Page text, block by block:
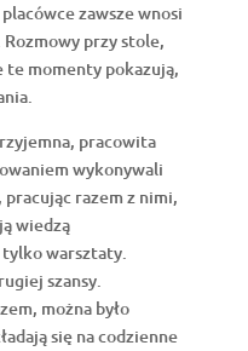
zawsze wnosi
przy stole,
te momenty pokazują,
pracowita
wykonywali
razem z nimi,
wiedzą
tylko warsztaty.
szansy.
można było
się na codzienne